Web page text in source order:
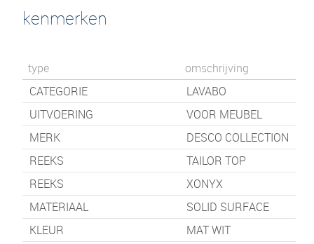
kenmerken
type
omschrijving
CATEGORIE
LAVABO
UITVOERING
VOOR MEUBEL
MERK
DESCO COLLECTION
REEKS
TAILOR TOP
REEKS
XONYX
MATERIAAL
SOLID SURFACE
KLEUR
MAT WIT